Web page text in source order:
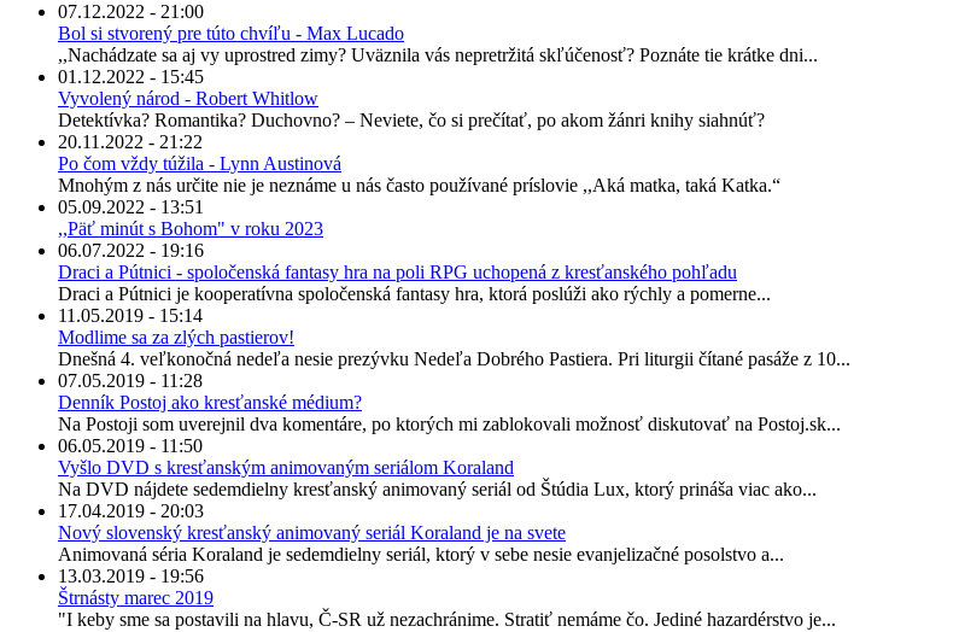
07.12.2022 - 21:00
Bol si stvorený pre túto chvíľu - Max Lucado
,,Nachádzate sa aj vy uprostred zimy? Uväznila vás nepretržitá skľúčenosť? Poznáte tie krátke dni...
01.12.2022 - 15:45
Vyvolený národ - Robert Whitlow
Detektívka? Romantika? Duchovno? – Neviete, čo si prečítať, po akom žánri knihy siahnúť?
20.11.2022 - 21:22
Po čom vždy túžila - Lynn Austinová
Mnohým z nás určite nie je neznáme u nás často používané príslovie ,,Aká matka, taká Katka.“
05.09.2022 - 13:51
,,Päť minút s Bohom" v roku 2023
06.07.2022 - 19:16
Draci a Pútnici - spoločenská fantasy hra na poli RPG uchopená z kresťanského pohľadu
Draci a Pútnici je kooperatívna spoločenská fantasy hra, ktorá poslúži ako rýchly a pomerne...
11.05.2019 - 15:14
Modlime sa za zlých pastierov!
Dnešná 4. veľkonočná nedeľa nesie prezývku Nedeľa Dobrého Pastiera. Pri liturgii čítané pasáže z 10...
07.05.2019 - 11:28
Denník Postoj ako kresťanské médium?
Na Postoji som uverejnil dva komentáre, po ktorých mi zablokovali možnosť diskutovať na Postoj.sk...
06.05.2019 - 11:50
Vyšlo DVD s kresťanským animovaným seriálom Koraland
Na DVD nájdete sedemdielny kresťanský animovaný seriál od Štúdia Lux, ktorý prináša viac ako...
17.04.2019 - 20:03
Nový slovenský kresťanský animovaný seriál Koraland je na svete
Animovaná séria Koraland je sedemdielny seriál, ktorý v sebe nesie evanjelizačné posolstvo a...
13.03.2019 - 19:56
Štrnásty marec 2019
"I keby sme sa postavili na hlavu, Č-SR už nezachránime. Stratiť nemáme čo. Jediné hazardérstvo je...